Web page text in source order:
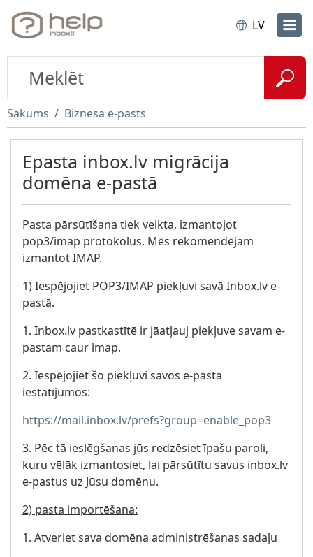
LV
Sākums Biznesa e-pasts
Epasta inbox.lv migrācija
domēna e-pastā
Pasta pārsūtīšana tiek veikta, izmantojot
pop3/imap protokolus. Mēs rekomendējam
izmantot IMAP.
1) Iespējojiet POP3/IMAP piekļuvi savā Inbox.lv e-
pastā.
1. Inbox.lv pastkastītē ir jāatļauj piekļuve savam e-
pastam caur imap.
2. Iespējojiet šo piekļuvi savos e-pasta
iestatījumos:
https://mail.inbox.lv/prefs?group=enable_pop3
3. Pēc tā ieslēgšanas jūs redzēsiet īpašu paroli,
kuru vēlāk izmantosiet, lai pārsūtītu savus inbox.lv
e-pastus uz Jūsu domēnu.
2) pasta importēšana:
1. Atveriet sava domēna administrēšanas sadaļu